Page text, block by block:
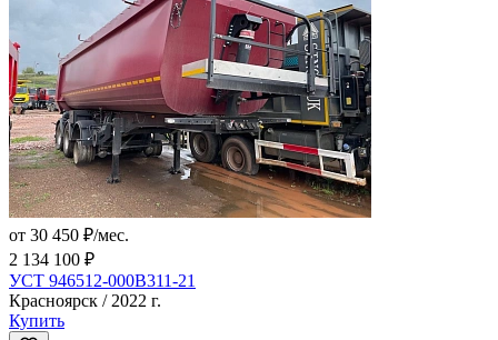
от 30 450 ₽/мес.
2 134 100 ₽
УСТ 946512-000В311-21
Красноярск / 2022 г.
Купить